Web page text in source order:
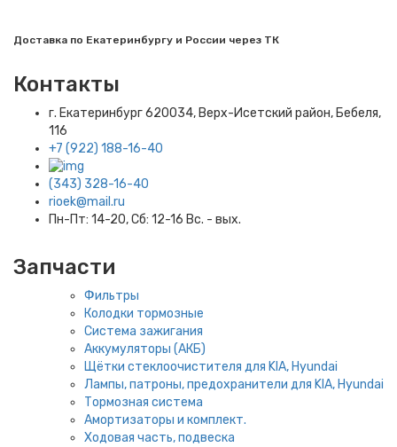
Доставка по Екатеринбургу и России через ТК
Контакты
г. Екатеринбург​ 620034, Верх-Исетский район, Бебеля,
116
+7 (922) 188-16-40
(343) 328-16-40
rioek@mail.ru
Пн-Пт: 14-20, Сб: 12-16 Вс. - вых.
Запчасти
Фильтры
Колодки тормозные
Система зажигания
Аккумуляторы (АКБ)
Щётки стеклоочистителя для KIA, Hyundai
Лампы, патроны, предохранители для KIA, Hyundai
Тормозная система
Амортизаторы и комплект.
Ходовая часть, подвеска